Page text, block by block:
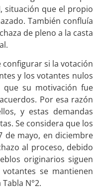
situación que el propio
También confluía
de pleno a la casta
configurar si la votación
y los votantes nulos
que su motivación fue
Por esa razón
y estas demandas
Se considera que los
de mayo, en diciembre
al proceso, debido
originarios siguen
se mantienen
N°2.